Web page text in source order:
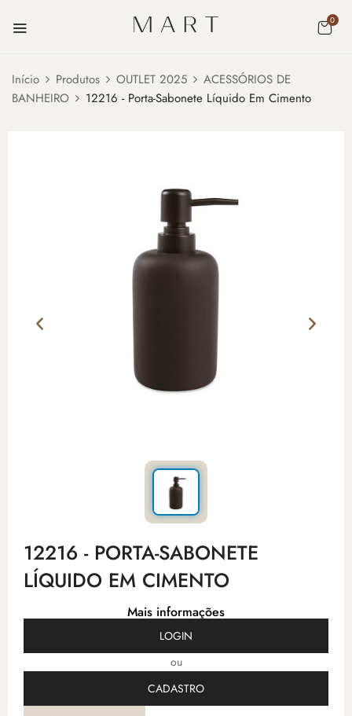
0
Início Produtos OUTLET 2025
ACESSÓRIOS DE
BANHEIRO
12216 - Porta-Sabonete Líquido Em Cimento
12216 - PORTA-SABONETE
LÍQUIDO EM CIMENTO
Mais informações
LOGIN
ou
CADASTRO